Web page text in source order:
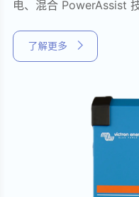
电、混合 PowerAssist
了解更多